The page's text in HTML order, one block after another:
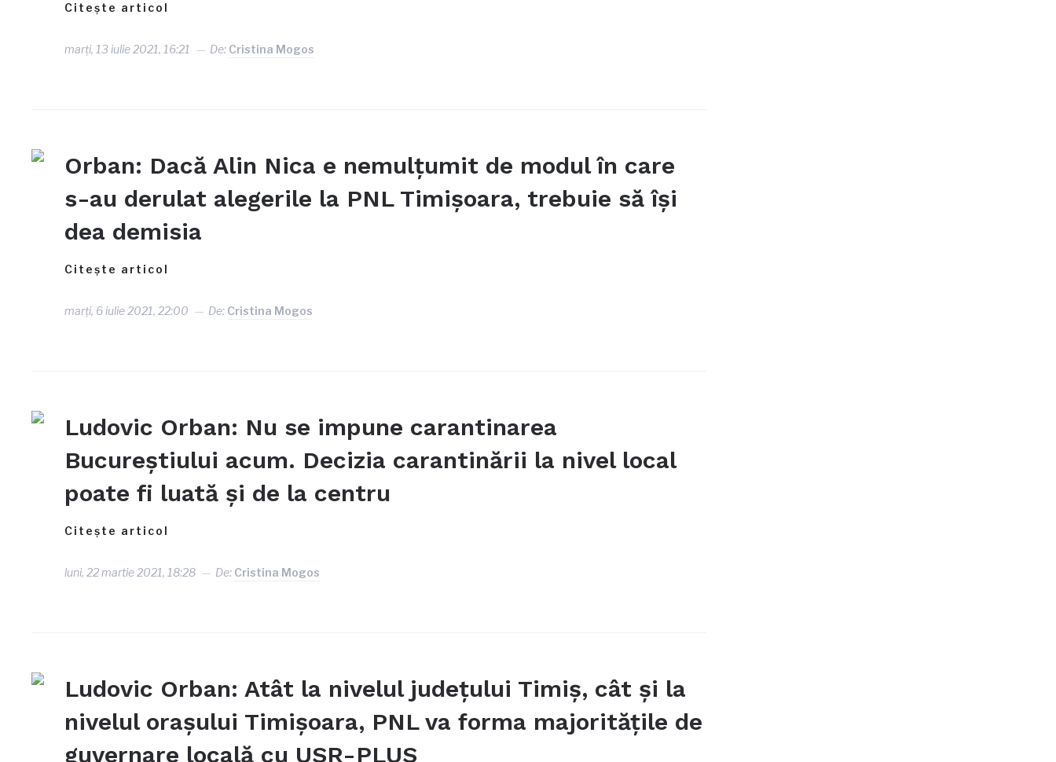
Citește articol
marți, 13 iulie 2021, 16:21 De: Cristina Mogos
Orban: Dacă Alin Nica e nemulţumit de modul în care
s-au derulat alegerile la PNL Timişoara, trebuie să îşi
dea demisia
Citește articol
marți, 6 iulie 2021, 22:00 De: Cristina Mogos
Ludovic Orban: Nu se impune carantinarea
Bucureștiului acum. Decizia carantinării la nivel local
poate fi luată și de la centru
Citește articol
luni, 22 martie 2021, 18:28 De: Cristina Mogos
Ludovic Orban: Atât la nivelul judeţului Timiş, cât şi la
nivelul oraşului Timişoara, PNL va forma majorităţile de
guvernare locală cu USR-PLUS